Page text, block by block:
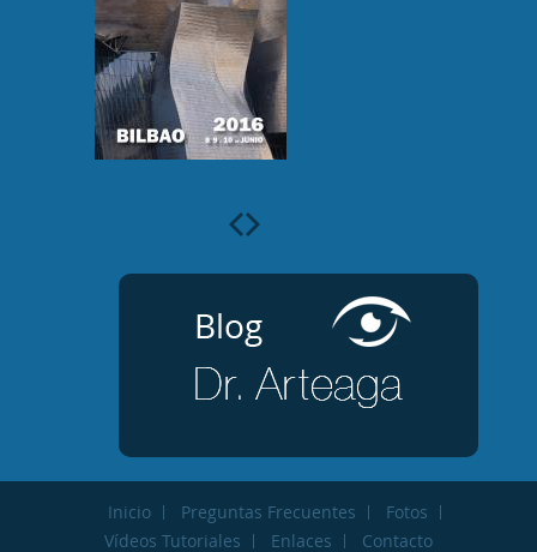
Inicio Preguntas Frecuentes
Fotos
Vídeos Tutoriales
Enlaces Contacto